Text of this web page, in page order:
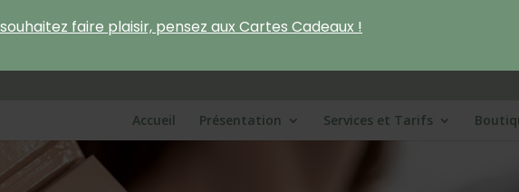
Accueil Présentation Services et Tarifs
faire plaisir, pensez aux Cartes Cadeaux !